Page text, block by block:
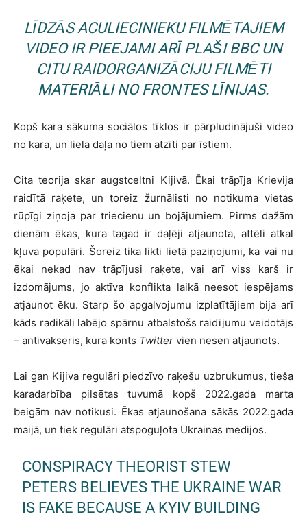
LĪDZĀS ACULIECINIEKU FILMĒTAJIEM
VIDEO IR PIEEJAMI ARĪ PLAŠI BBC UN
CITU RAIDORGANIZĀCIJU FILMĒTI
MATERIĀLI NO FRONTES LĪNIJAS.
Kopš kara sākuma sociālos tīklos ir pārpludinājuši video
no kara, un liela daļa no tiem atzīti par īstiem.
Cita teorija skar augstceltni Kijivā. Ēkai trāpīja Krievija
raidītā raķete, un toreiz žurnālisti no notikuma vietas
rūpīgi ziņoja par triecienu un bojājumiem. Pirms dažām
dienām ēkas, kura tagad ir daļēji atjaunota, attēli atkal
kļuva populāri. Šoreiz tika likti lietā paziņojumi, ka vai nu
ēkai nekad nav trāpījusi raķete, vai arī viss karš ir
izdomājums, jo aktīva konflikta laikā neesot iespējams
atjaunot ēku. Starp šo apgalvojumu izplatītājiem bija arī
kāds radikāli labējo spārnu atbalstošs raidījumu veidotājs
– antivakseris, kura konts Twitter vien nesen atjaunots.
Lai gan Kijiva regulāri piedzīvo raķešu uzbrukumus, tieša
karadarbība pilsētas tuvumā kopš 2022.gada marta
beigām nav notikusi. Ēkas atjaunošana sākās 2022.gada
maijā, un tiek regulāri atspoguļota Ukrainas medijos.
CONSPIRACY THEORIST STEW
PETERS BELIEVES THE UKRAINE WAR
IS FAKE BECAUSE A KYIV BUILDING